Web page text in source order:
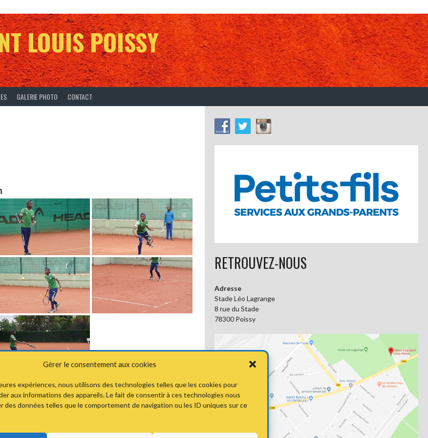
Gérer le consentement aux cookies
expériences, nous utilisons des technologies telles que les cookies pour
aux informations des appareils. Le fait de consentir à ces technologies nous
des données telles que le comportement de navigation ou les ID uniques sur ce
LOUIS POISSY
GALERIE PHOTO CONTACT
Rayan →
RETROUVEZ-NOUS
Adresse
Stade Léo Lagrange
8 rue du Stade
78300 Poissy